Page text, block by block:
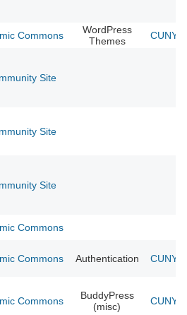
Commons
WordPress
Themes
CUNY
Site
Site
Site
Commons
Commons Authentication CUNY
Commons
BuddyPress
(misc)
CUNY